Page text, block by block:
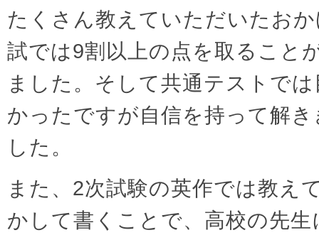
たくさん教えていただいたお
試では9割以上の点を取ること
ました。そして共通テストで
かったですが自信を持って解
した。
また、2次試験の英作では教え
かして書くことで、高校の先